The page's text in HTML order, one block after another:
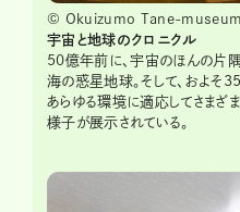
© Okuizumo Tane-
宇宙と地球のクロニクル
50億年前に、宇宙のほんの片
海の惑星地球。そして、およそ
あらゆる環境に適応してさまざ
様子が展示されている。